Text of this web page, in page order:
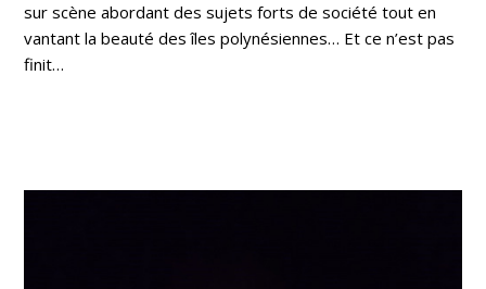
sur scène abordant des sujets forts de société tout en
vantant la beauté des îles polynésiennes… Et ce n’est pas
finit…